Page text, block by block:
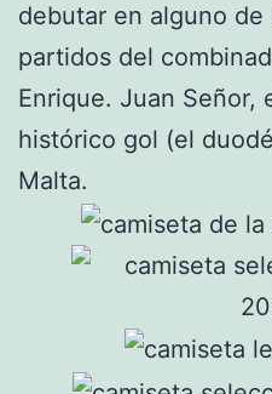
debutar en alguno
partidos del
Enrique. Juan Señor,
histórico gol (el
Malta.